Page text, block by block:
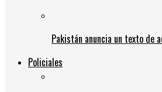
Pakistán anuncia un texto de
Policiales